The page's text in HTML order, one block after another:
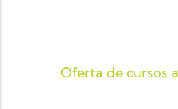
Oferta de cursos